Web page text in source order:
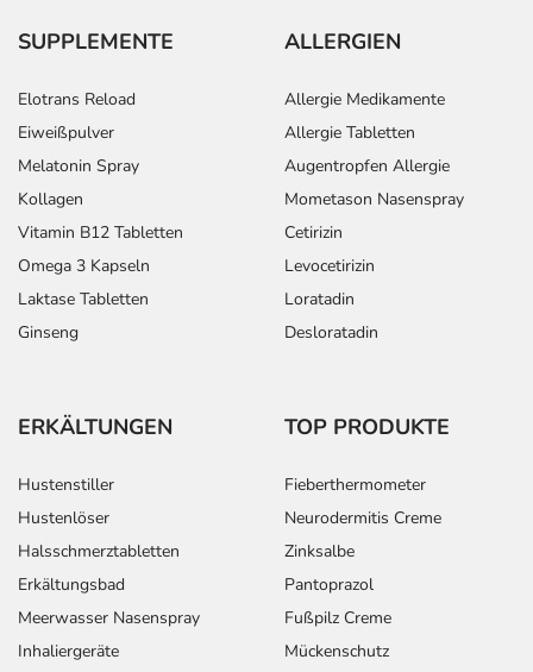
SUPPLEMENTE
Elotrans Reload
Eiweißpulver
Melatonin Spray
Kollagen
Vitamin B12 Tabletten
Omega 3 Kapseln
Laktase Tabletten
Ginseng
ALLERGIEN
Allergie Medikamente
Allergie Tabletten
Augentropfen Allergie
Mometason Nasenspray
Cetirizin
Levocetirizin
Loratadin
Desloratadin
ERKÄLTUNGEN
Hustenstiller
Hustenlöser
Halsschmerztabletten
Erkältungsbad
Meerwasser Nasenspray
Inhaliergeräte
TOP PRODUKTE
Fieberthermometer
Neurodermitis Creme
Zinksalbe
Pantoprazol
Fußpilz Creme
Mückenschutz